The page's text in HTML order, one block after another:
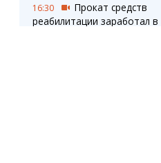
16:30
Прокат средств
реабилитации заработал в